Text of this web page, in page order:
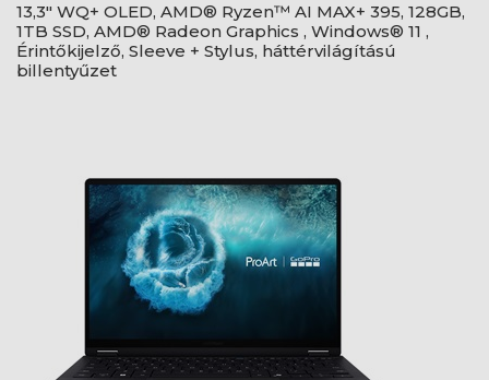
13,3" WQ+ OLED, AMD® Ryzen™ AI MAX+ 395, 128GB,
1TB SSD, AMD® Radeon Graphics , Windows® 11 ,
Érintőkijelző, Sleeve + Stylus, háttérvilágítású
billentyűzet